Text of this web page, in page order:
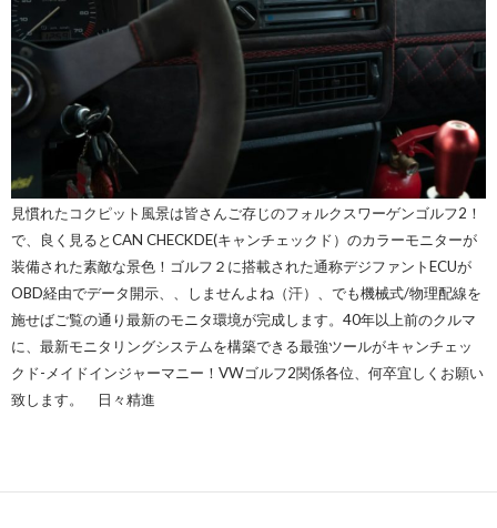
見慣れたコクピット風景は皆さんご存じのフォルクスワーゲンゴルフ2！
で、良く見るとCAN CHECKDE(キャンチェックド）のカラーモニターが
装備された素敵な景色！ゴルフ２に搭載された通称デジファントECUが
OBD経由でデータ開示、、しませんよね（汗）、でも機械式/物理配線を
施せばご覧の通り最新のモニタ環境が完成します。40年以上前のクルマ
に、最新モニタリングシステムを構築できる最強ツールがキャンチェッ
クド-メイドインジャーマニー！VWゴルフ2関係各位、何卒宜しくお願い
致します。 日々精進